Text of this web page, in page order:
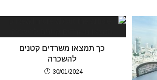
כך תמצאו משרדים קטנים
להשכרה
30/01/2024